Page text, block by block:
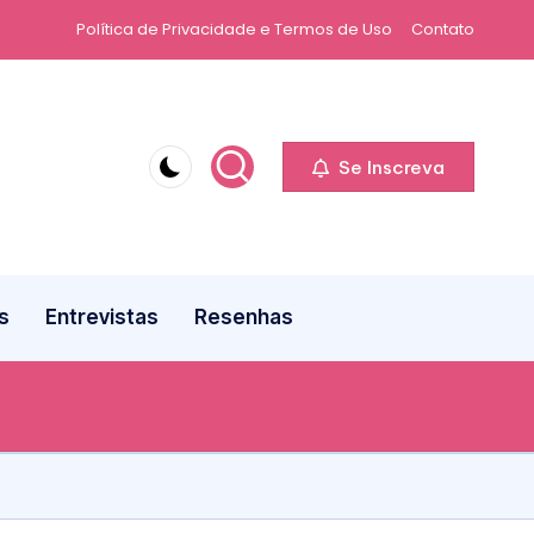
Política de Privacidade e Termos de Uso Contato
Se Inscreva
Entrevistas Resenhas